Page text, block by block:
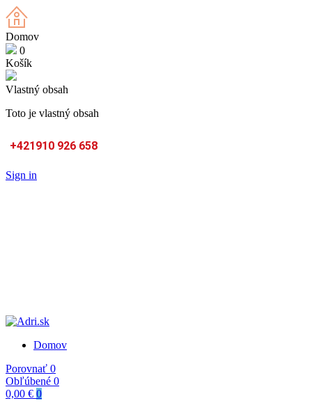
Domov
0
Košík
Vlastný obsah
Toto je vlastný obsah
+421910 926 658
Sign in
Domov
Porovnať 0
Obľúbené 0
0,00 € 0